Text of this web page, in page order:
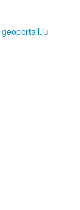
geoportail.lu